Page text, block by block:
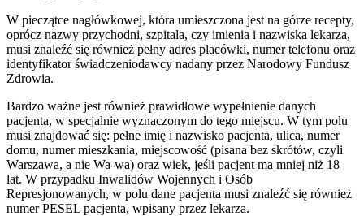
W pieczątce nagłówkowej, która umieszczona jest na górze recepty,
oprócz nazwy przychodni, szpitala, czy imienia i nazwiska lekarza,
musi znaleźć się również pełny adres placówki, numer telefonu oraz
identyfikator świadczeniodawcy nadany przez Narodowy Fundusz
Zdrowia.
Bardzo ważne jest również prawidłowe wypełnienie danych
pacjenta, w specjalnie wyznaczonym do tego miejscu. W tym polu
musi znajdować się: pełne imię i nazwisko pacjenta, ulica, numer
domu, numer mieszkania, miejscowość (pisana bez skrótów, czyli
Warszawa, a nie Wa-wa) oraz wiek, jeśli pacjent ma mniej niż 18
lat. W przypadku Inwalidów Wojennych i Osób
Represjonowanych, w polu dane pacjenta musi znaleźć się również
numer PESEL pacjenta, wpisany przez lekarza.